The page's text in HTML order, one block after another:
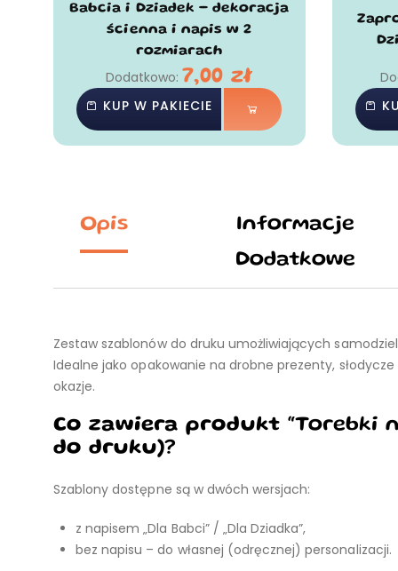
Babcia i Dziadek - dekoracja
ścienna i napis w 2
rozmiarach
Dodatkowo:7,00 zł
KUP W PAKIECIE
Opis
Informacje
Dodatkowe
Zestaw szablonów do druku umożliwiających
Idealne jako opakowanie na drobne prezenty,
okazje.
Co zawiera produkt “Torebki
do druku)?
Szablony dostępne są w dwóch wersjach:
z napisem „Dla Babci” / „Dla Dziadka”,
bez napisu – do własnej (odręcznej) personalizacji.